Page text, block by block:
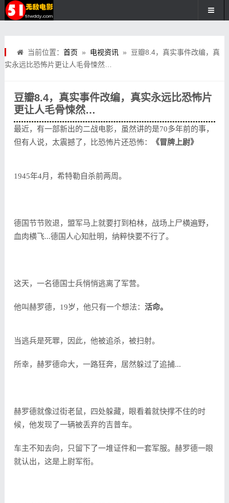
当前位置： 首页 » 电视资讯» 豆瓣8.4，真实事件改编，真
实永远比恐怖片更让人毛骨悚然…
豆瓣8.4，真实事件改编，真实永远比恐怖片
更让人毛骨悚然…
最近，有一部新出的二战电影，虽然讲的是70多年前的事，
但有人说，太震撼了，比恐怖片还恐怖：
《冒牌上尉》
1945年4月，希特勒自杀前两周。
德国节节败退，盟军马上就要打到柏林，战场上尸横遍野，
血肉横飞...德国人心知肚明，纳粹快要不行了。
这天，一名德国士兵悄悄逃离了军营。
他叫赫罗德，19岁，他只有一个想法： 活命。
当逃兵是死罪，因此，他被追杀，被扫射。
所幸，赫罗德命大，一路狂奔，居然躲过了追捕...
赫罗德就像过街老鼠，四处躲藏，眼看着就快撑不住的时
候，他发现了一辆被丢弃的吉普车。
车主不知去向，只留下了一堆证件和一套军服。赫罗德一眼
就认出，这是上尉军衔。